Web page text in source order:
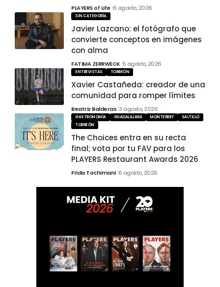
PLAYERS of Life 6 agosto, 2026
SIN CATEGORÍA
Javier Lazcano: el fotógrafo que
convierte conceptos en imágenes
con alma
FATIMA ZERRWECK 5 agosto, 2026
ENTREVISTAS TORREÓN
Xavier Castañeda: creador de una
comunidad para romper límites
Beatriz Balderas 3 agosto, 2026
GASTRONOMÍA GUADALAJARA MONTERREY
SALTILLO
TORREÓN
The Choices entra en su recta
final; vota por tu FAV para los
PLAYERS Restaurant Awards 2026
Frida Tochimani 6 agosto, 2026